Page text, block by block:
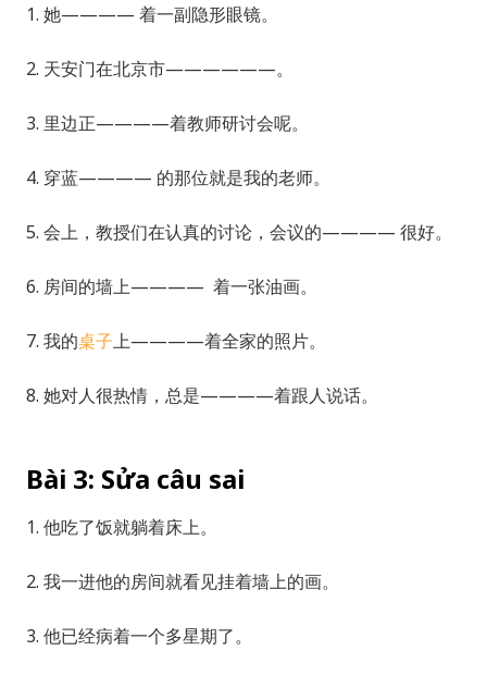
1. 她———— 着一副隐形眼镜。
2. 天安门在北京市——————。
3. 里边正————着教师研讨会呢。
4. 穿蓝———— 的那位就是我的老师。
5. 会上，教授们在认真的讨论，会议的———— 很好。
6. 房间的墙上———— 着一张油画。
7. 我的桌子上————着全家的照片。
8. 她对人很热情，总是————着跟人说话。
Bài 3: Sửa câu sai
1. 他吃了饭就躺着床上。
2. 我一进他的房间就看见挂着墙上的画。
3. 他已经病着一个多星期了。